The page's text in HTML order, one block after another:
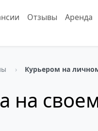
Отзывы Аренда
Курьером на
на